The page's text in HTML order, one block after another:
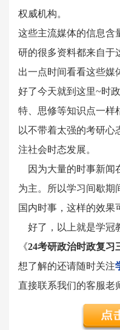
权威机构。
这些主流媒体的信息含
研的很多资料都来自于
出一点时间看看这些媒
好了今天就到这里~时
特、思修等知识点一样
以不带着太强的考研心
注社会时态发展。
因为大量的时事新闻
为主。所以学习间歇期
国内时事，这样的效果
好了，以上就是学冠
《24考研政治时政复习
想了解的还请随时关注
直接联系我们的客服